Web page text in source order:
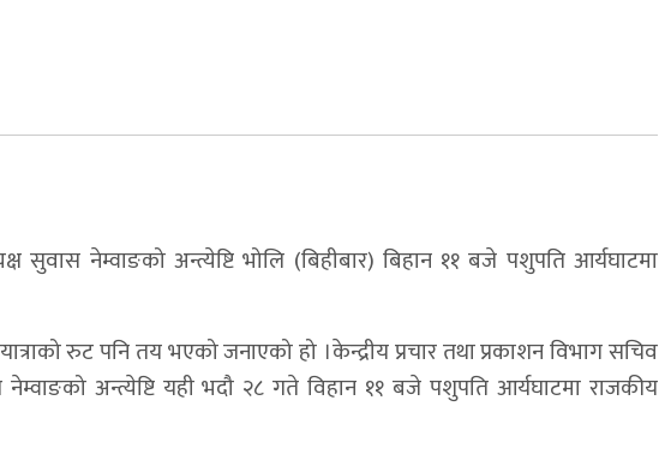
नेम्वाङको अन्त्येष्टि भोलि (बिहीबार) बिहान ११ बजे पशुपति आर्यघाटमा
रुट पनि तय भएको जनाएको हो ।केन्द्रीय प्रचार तथा प्रकाशन विभाग सचिव
नेम्वाङको अन्त्येष्टि यही भदौ २८ गते विहान ११ बजे पशुपति आर्यघाटमा राजकीय